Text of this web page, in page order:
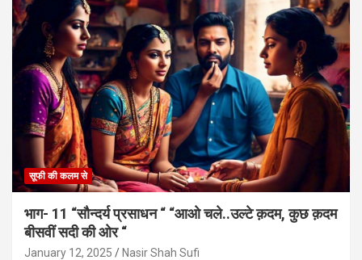
सूफी की कलम से
भाग- 11 “सौन्दर्य प्रसाधन “ “आओ चले..उल्टे क़दम, कुछ क़दम
बीसवीं सदी की ओर “
January 12, 2025 Nasir Shah Sufi